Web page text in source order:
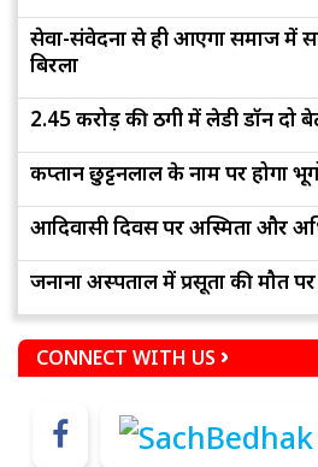
सेवा-संवेदना से ही आएगा समाज में
बिरला
2.45 करोड़ की ठगी में लेडी डॉन दो
कप्तान छुट्टनलाल के नाम पर होगा
आदिवासी दिवस पर अस्मिता और
जनाना अस्पताल में प्रसूता की मौत
CONNECT WITH US